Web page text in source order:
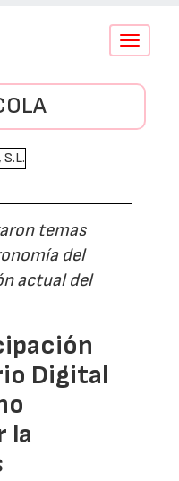
Conmutar
temas
del
actual del
Digital
la